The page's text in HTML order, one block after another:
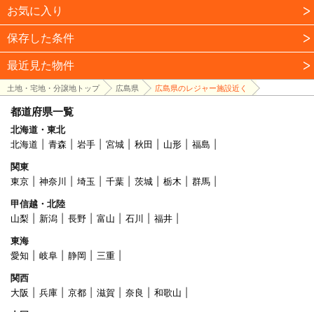
お気に入り
保存した条件
最近見た物件
土地・宅地・分譲地トップ 広島県 広島県のレジャー施設近く
都道府県一覧
北海道・東北
北海道
青森 岩手 宮城 秋田 山形
福島
関東
東京
神奈川 埼玉 千葉 茨城 栃木
群馬
甲信越・北陸
山梨
新潟 長野 富山 石川
福井
東海
愛知
岐阜 静岡
三重
関西
大阪
兵庫 京都 滋賀 奈良
和歌山